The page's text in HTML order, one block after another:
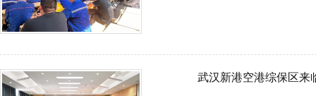
武汉新港空港综保区来